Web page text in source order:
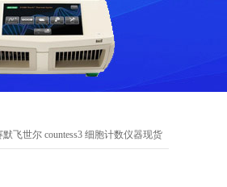
默飞世尔 countess3 细胞计数仪器现货